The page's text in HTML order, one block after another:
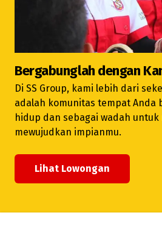
Bergabunglah dengan
Di SS Group, kami lebih dari
adalah komunitas tempat Anda
hidup dan sebagai wadah
mewujudkan impianmu.
Lihat Lowongan